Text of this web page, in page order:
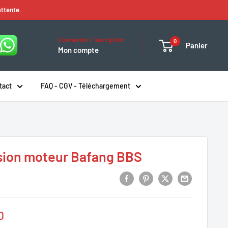
Connexion / Inscription
Mon compte
0 Panier
FAQ - CGV - Téléchargement
moteur Bafang BBS